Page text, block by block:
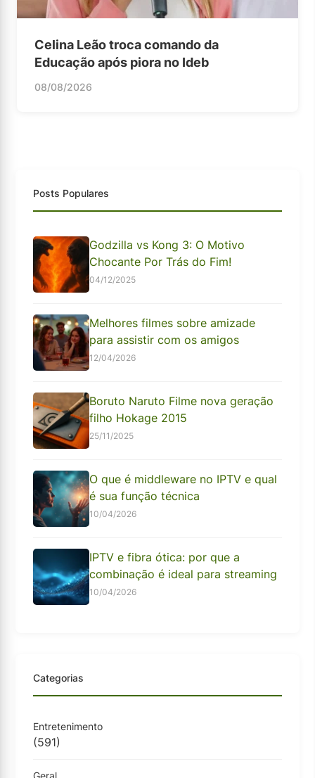
Celina Leão troca comando da
Educação após piora no Ideb
08/08/2026
Posts Populares
Godzilla vs Kong 3: O Motivo
Chocante Por Trás do Fim!
04/12/2025
Melhores filmes sobre amizade
para assistir com os amigos
12/04/2026
Boruto Naruto Filme nova geração
filho Hokage 2015
25/11/2025
O que é middleware no IPTV e qual
é sua função técnica
10/04/2026
IPTV e fibra ótica: por que a
combinação é ideal para streaming
10/04/2026
Categorias
Entretenimento
(591)
Geral